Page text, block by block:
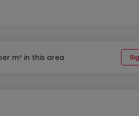
m² in this area